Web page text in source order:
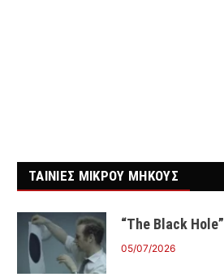
ΤΑΙΝΙΕΣ ΜΙΚΡΟΥ ΜΗΚΟΥΣ
“The Black Hole”
05/07/2026